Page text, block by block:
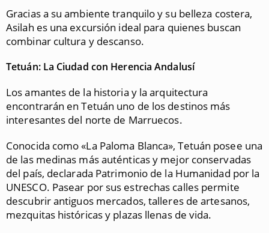
Gracias a su ambiente tranquilo y su belleza costera,
Asilah es una excursión ideal para quienes buscan
combinar cultura y descanso.
Tetuán: La Ciudad con Herencia Andalusí
Los amantes de la historia y la arquitectura
encontrarán en Tetuán uno de los destinos más
interesantes del norte de Marruecos.
Conocida como «La Paloma Blanca», Tetuán posee una
de las medinas más auténticas y mejor conservadas
del país, declarada Patrimonio de la Humanidad por la
UNESCO. Pasear por sus estrechas calles permite
descubrir antiguos mercados, talleres de artesanos,
mezquitas históricas y plazas llenas de vida.